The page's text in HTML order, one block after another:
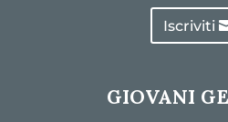
Iscriviti
GIOVANI